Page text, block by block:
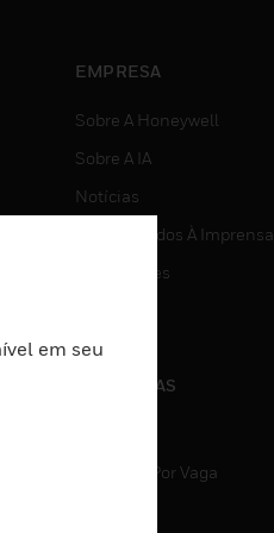
EMPRESA
Sobre A Honeywell
Sobre A IA
Notícias
Comunicados À Imprensa
Investidores
CARREIRAS
Pesquisa Por Vaga
em seu